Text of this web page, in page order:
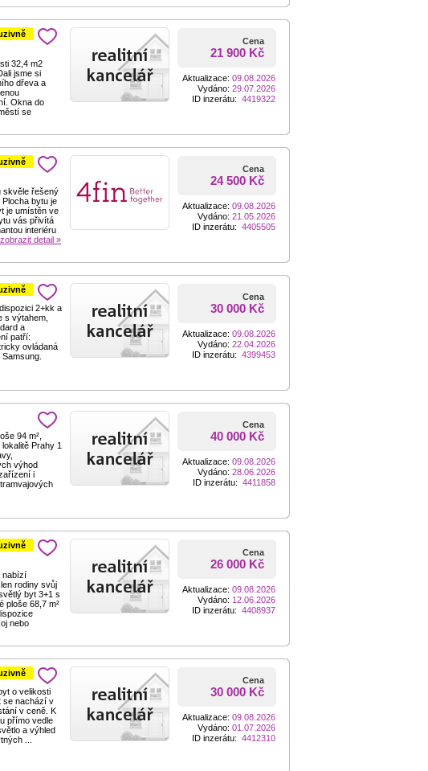
32,4 m2
jsme si
dřeva a
Okna do
se
Cena
21 900 Kč
Aktualizace: 09.08.2026
Vydáno: 29.07.2026
ID inzerátu: 4419322
skvěle řešený
bytu je
je umístěn ve
vás přivítá
interiéru
zobrazit detail »
Cena
24 500 Kč
Aktualizace: 09.08.2026
Vydáno: 21.05.2026
ID inzerátu: 4405505
2+kk a
s výtahem,
a
patří:
ovládaná
Cena
30 000 Kč
Aktualizace: 09.08.2026
Vydáno: 22.04.2026
ID inzerátu: 4399453
94 m²,
Prahy 1
výhod
i
Cena
40 000 Kč
Aktualizace: 09.08.2026
Vydáno: 28.06.2026
ID inzerátu: 4411858
nabízí
rodiny svůj
byt 3+1 s
ploše 68,7 m²
nebo
Cena
26 000 Kč
Aktualizace: 09.08.2026
Vydáno: 12.06.2026
ID inzerátu: 4408937
o velikosti
se nachází v
v ceně. K
přímo vedle
a výhled
...
Cena
30 000 Kč
Aktualizace: 09.08.2026
Vydáno: 01.07.2026
ID inzerátu: 4412310